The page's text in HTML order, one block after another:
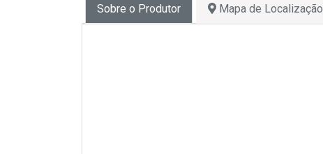
Sobre o Produtor Mapa de Localização